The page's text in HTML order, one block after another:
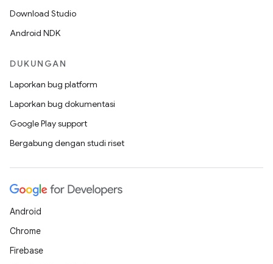
Download Studio
Android NDK
DUKUNGAN
Laporkan bug platform
Laporkan bug dokumentasi
Google Play support
Bergabung dengan studi riset
Android
Chrome
Firebase